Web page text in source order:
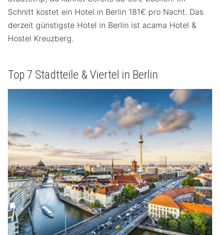
Schnitt kostet ein Hotel in Berlin 181€ pro Nacht. Das
derzeit günstigste Hotel in Berlin ist acama Hotel &
Hostel Kreuzberg.
Top 7 Stadtteile & Viertel in Berlin